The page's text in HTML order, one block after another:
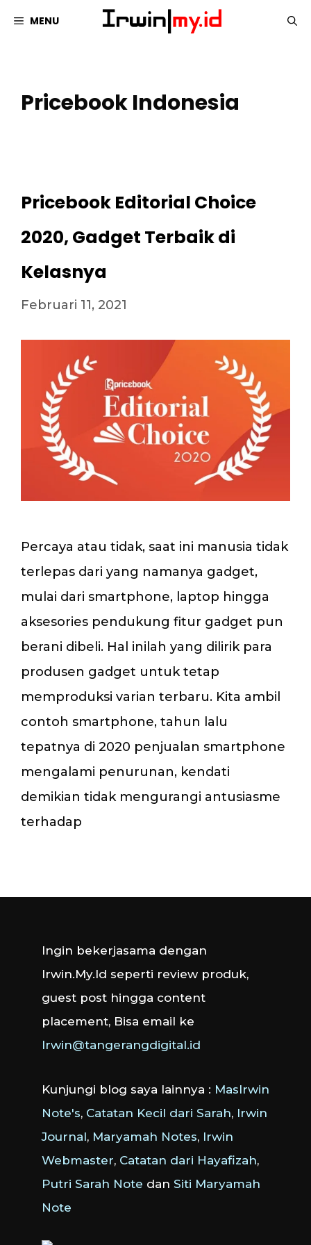
MENU
Pricebook Indonesia
Pricebook Editorial Choice
2020, Gadget Terbaik di
Kelasnya
Februari 11, 2021
Percaya atau tidak, saat ini manusia tidak
terlepas dari yang namanya gadget,
mulai dari smartphone, laptop hingga
aksesories pendukung fitur gadget pun
berani dibeli. Hal inilah yang dilirik para
produsen gadget untuk tetap
memproduksi varian terbaru. Kita ambil
contoh smartphone, tahun lalu
tepatnya di 2020 penjualan smartphone
mengalami penurunan, kendati
demikian tidak mengurangi antusiasme
terhadap
Ingin bekerjasama dengan
Irwin.My.Id seperti review produk,
guest post hingga content
placement, Bisa email ke
Irwin@tangerangdigital.id
Kunjungi blog saya lainnya : MasIrwin
Note's, Catatan Kecil dari Sarah, Irwin
Journal, Maryamah Notes, Irwin
Webmaster, Catatan dari Hayafizah,
Putri Sarah Note dan Siti Maryamah
Note